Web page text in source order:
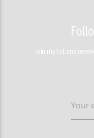
Join my list and
Your